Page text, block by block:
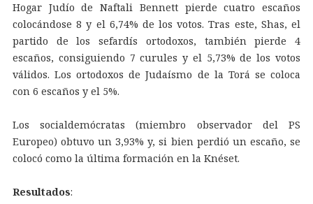
Hogar Judío de Naftali Bennett pierde cuatro escaños
colocándose 8 y el 6,74% de los votos. Tras este, Shas, el
partido de los sefardís ortodoxos, también pierde 4
escaños, consiguiendo 7 curules y el 5,73% de los votos
válidos. Los ortodoxos de Judaísmo de la Torá se coloca
con 6 escaños y el 5%.
Los socialdemócratas (miembro observador del PS
Europeo) obtuvo un 3,93% y, si bien perdió un escaño, se
colocó como la última formación en la Knéset.
Resultados: